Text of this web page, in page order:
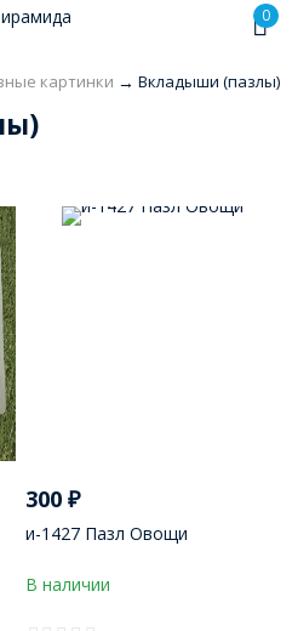
0
картинки → Вкладыши (пазлы)
300₽
и-1427 Пазл Овощи
В наличии